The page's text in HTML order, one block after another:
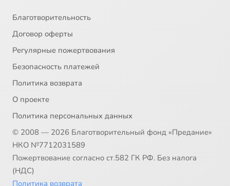
Благотворительность
Договор оферты
Регулярные пожертвования
Безопасность платежей
Политика возврата
О проекте
Политика персональных данных
© 2008 — 2026 Благотворительный фонд «Предание»
НКО №7712031589
Пожертвование согласно ст.582 ГК РФ. Без налога
(НДС)
Политика возврата